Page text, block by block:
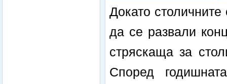
Докато
да се развали
стряскаща за
Според